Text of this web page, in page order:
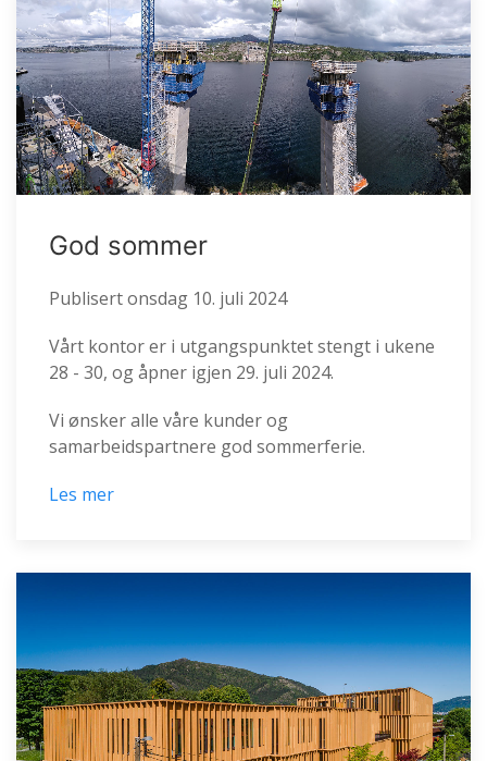
God sommer
Publisertonsdag 10. juli 2024
Vårt kontor er i utgangspunktet stengt i ukene
28 - 30, og åpner igjen 29. juli 2024.
Vi ønsker alle våre kunder og
samarbeidspartnere god sommerferie.
Les mer